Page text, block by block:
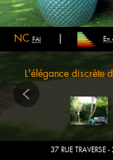
NC FAI En
L'élégance discrète
37 RUE TRAVERSE